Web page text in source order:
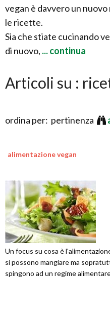
vegan è davvero un nuovo
le ricette.
Sia che stiate cucinando
di nuovo, ... continua
Articoli su :
ordina per: pertinenza
alimentazione vegan
Un focus su cosa è
si possono mangiare ma
spingono ad un regime